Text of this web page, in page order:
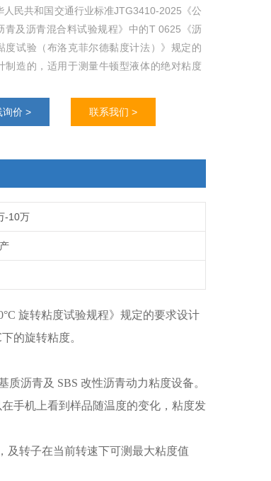
人民共和国交通行业标准JTG3410-2025《公
青及沥青混合料试验规程》中的T 0625《沥
度试验（布洛克菲尔德黏度计法）》规定的
制造的，适用于测量牛顿型液体的绝对粘度
询价 >
联系我们 >
-10万
旋转粘度试验规程》规定的要求设计
的旋转粘度。
质沥青及 SBS 改性沥青动力粘度设备。
手机上看到样品随温度的变化，粘度发
及转子在当前转速下可测最大粘度值